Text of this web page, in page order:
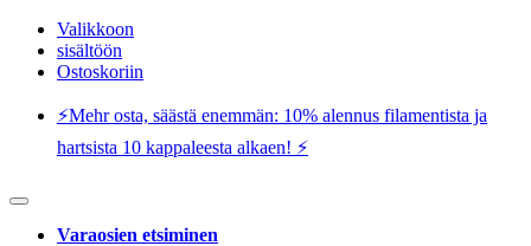
Valikkoon
sisältöön
Ostoskoriin
⚡️Mehr osta, säästä enemmän: 10% alennus filamentista ja
hartsista 10 kappaleesta alkaen! ⚡️
Varaosien etsiminen